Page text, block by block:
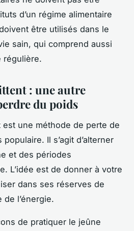
d’un régime alimentaire
être utilisés dans le
sain, qui comprend aussi
régulière.
: une autre
du poids
est une méthode de perte de
Il s’agit d’alterner
et des périodes
L’idée est de donner à votre
dans ses réserves de
l’énergie.
de pratiquer le jeûne